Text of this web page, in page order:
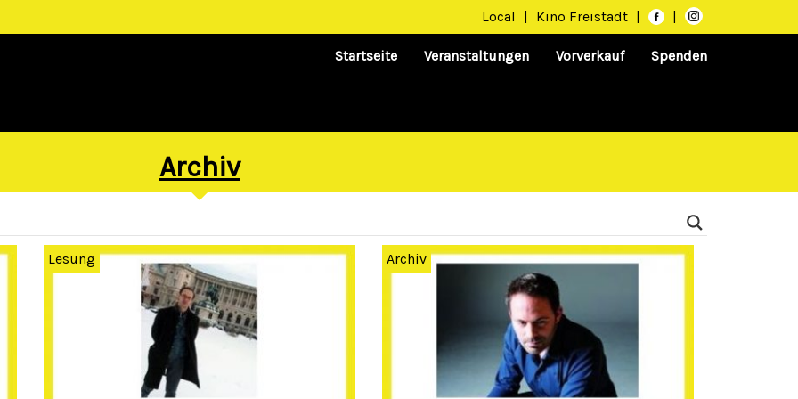
Local | Kino Freistadt | |
Startseite Veranstaltungen Vorverkauf Spenden
Archiv
Lesung Archiv